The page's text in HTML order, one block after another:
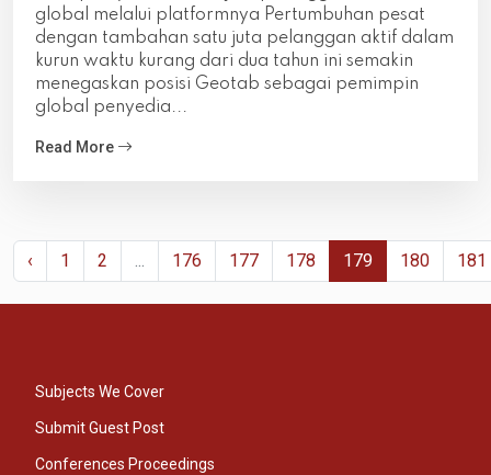
global melalui platformnya Pertumbuhan pesat
dengan tambahan satu juta pelanggan aktif dalam
kurun waktu kurang dari dua tahun ini semakin
menegaskan posisi Geotab sebagai pemimpin
global penyedia...
Read More
‹ 1 2 ... 176 177 178 179 180 181
Subjects We Cover
Submit Guest Post
Conferences Proceedings